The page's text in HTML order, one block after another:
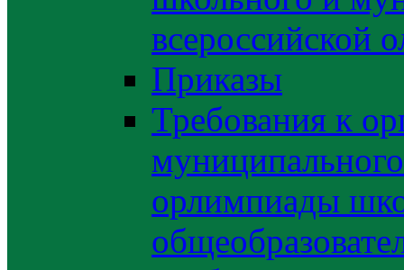
всероссийской
Приказы
Требования к
орлимпиады